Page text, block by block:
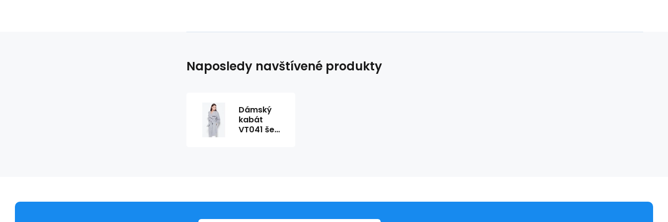
Naposledy navštívené produkty
Dámský
kabát
VT041 šedý